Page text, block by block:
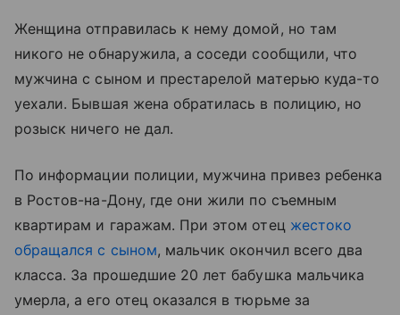
Женщина отправилась к нему домой, но там
никого не обнаружила, а соседи сообщили, что
мужчина с сыном и престарелой матерью куда-то
уехали. Бывшая жена обратилась в полицию, но
розыск ничего не дал.
По информации полиции, мужчина привез ребенка
в Ростов-на-Дону, где они жили по съемным
квартирам и гаражам. При этом отец жестоко
обращался с сыном, мальчик окончил всего два
класса. За прошедшие 20 лет бабушка мальчика
умерла, а его отец оказался в тюрьме за